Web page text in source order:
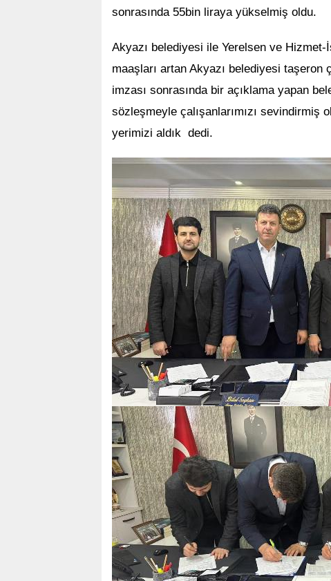
sonrasında 55bin liraya yükselmiş oldu.
Akyazı belediyesi ile Yerelsen ve Hizmet-
maaşları artan Akyazı belediyesi taşeron
imzası sonrasında bir açıklama yapan
sözleşmeyle çalışanlarımızı sevindirmiş
yerimizi aldık dedi.